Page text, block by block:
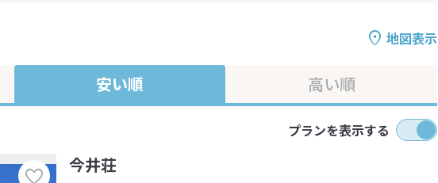
地図表示
安い順 高い順
プランを表示する
今井荘